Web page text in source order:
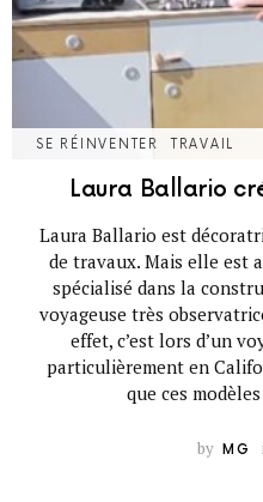
SE RÉINVENTER TRAVAIL
Laura Ballario
Laura Ballario est
de travaux. Mais elle est
spécialisé dans la
voyageuse très
effet, c’est lors d’un
particulièrement en
que ces
by MG